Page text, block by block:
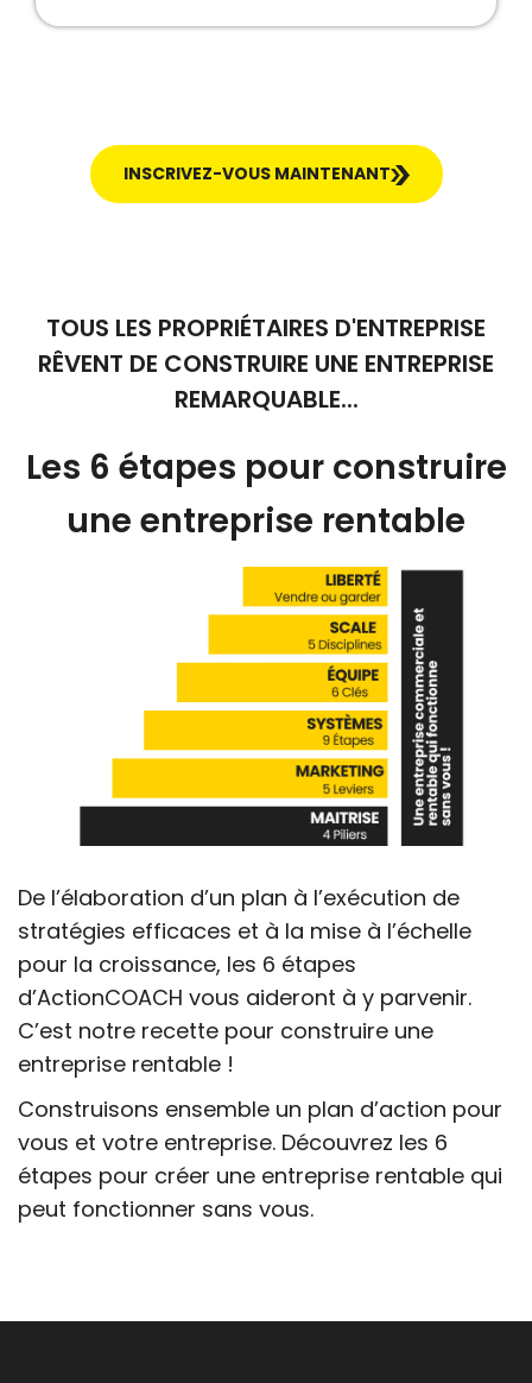
INSCRIVEZ-VOUS MAINTENANT
TOUS LES PROPRIÉTAIRES D'ENTREPRISE
RÊVENT DE CONSTRUIRE UNE ENTREPRISE
REMARQUABLE...
Les 6 étapes pour construire
une entreprise rentable
De l’élaboration d’un plan à l’exécution de
stratégies efficaces et à la mise à l’échelle
pour la croissance, les 6 étapes
d’ActionCOACH vous aideront à y parvenir.
C’est notre recette pour construire une
entreprise rentable !
Construisons ensemble un plan d’action pour
vous et votre entreprise. Découvrez les 6
étapes pour créer une entreprise rentable qui
peut fonctionner sans vous.